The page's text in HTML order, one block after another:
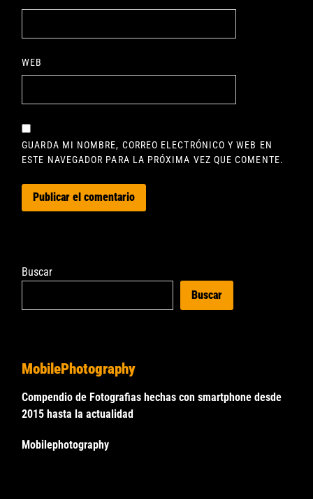
WEB
GUARDA MI NOMBRE, CORREO ELECTRÓNICO Y WEB EN
ESTE NAVEGADOR PARA LA PRÓXIMA VEZ QUE COMENTE.
Buscar
Buscar
MobilePhotography
Compendio de Fotografias hechas con smartphone desde
2015 hasta la actualidad
Mobilephotography